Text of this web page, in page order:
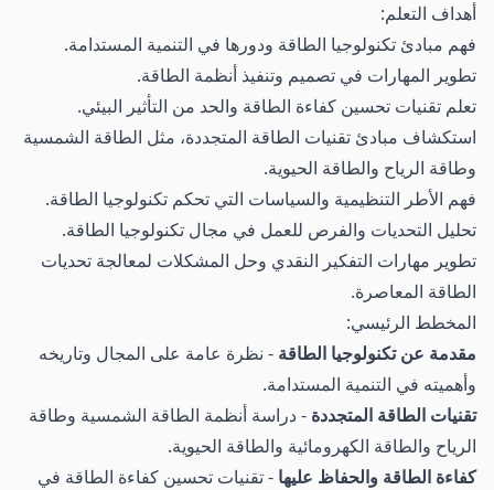
أهداف التعلم:
فهم مبادئ تكنولوجيا الطاقة ودورها في التنمية المستدامة.
تطوير المهارات في تصميم وتنفيذ أنظمة الطاقة.
تعلم تقنيات تحسين كفاءة الطاقة والحد من التأثير البيئي.
استكشاف مبادئ تقنيات الطاقة المتجددة، مثل الطاقة الشمسية
وطاقة الرياح والطاقة الحيوية.
فهم الأطر التنظيمية والسياسات التي تحكم تكنولوجيا الطاقة.
تحليل التحديات والفرص للعمل في مجال تكنولوجيا الطاقة.
تطوير مهارات التفكير النقدي وحل المشكلات لمعالجة تحديات
الطاقة المعاصرة.
المخطط الرئيسي:
مقدمة عن تكنولوجيا الطاقة - نظرة عامة على المجال وتاريخه
وأهميته في التنمية المستدامة.
تقنيات الطاقة المتجددة - دراسة أنظمة الطاقة الشمسية وطاقة
الرياح والطاقة الكهرومائية والطاقة الحيوية.
كفاءة الطاقة والحفاظ عليها - تقنيات تحسين كفاءة الطاقة في